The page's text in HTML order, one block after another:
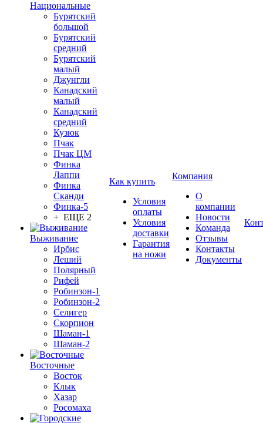
Национальные
Бурятский
большой
Бурятский
средний
Бурятский
малый
Джунгли
Канадский
малый
Канадский
средний
Кузюк
Пчак
Пчак ЦМ
Финка
Лаппи
Финка
Сканди
Финка-5
+ ЕЩЕ 2
Выживание
Ирбис
Леший
Полярный
Рифей
Робинзон-1
Робинзон-2
Селигер
Скорпион
Шаман-1
Шаман-2
Восточные
Восток
Клык
Хазар
Росомаха
Как купить
Условия
оплаты
Условия
доставки
Гарантия
на ножи
Компания
О
компании
Новости
Команда
Отзывы
Контакты
Документы